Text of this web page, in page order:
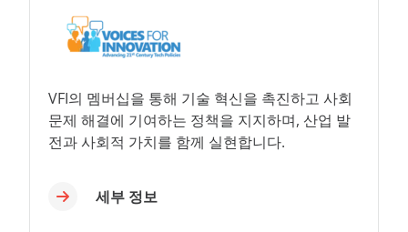
VFI의 멤버십을 통해 기술 혁신을 촉진하고 사회
문제 해결에 기여하는 정책을 지지하며, 산업 발
전과 사회적 가치를 함께 실현합니다.
세부 정보